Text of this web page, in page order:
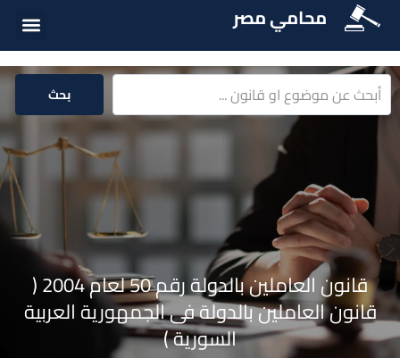
محامي مصر
بحث
قانون العاملين بالدولة رقم 50 لعام 2004 (
قانون العاملين بالدولة فى الجمهورية العربية
السورية )